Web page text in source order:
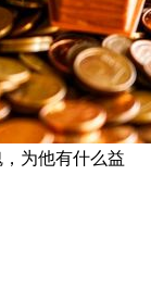
为他有什么益